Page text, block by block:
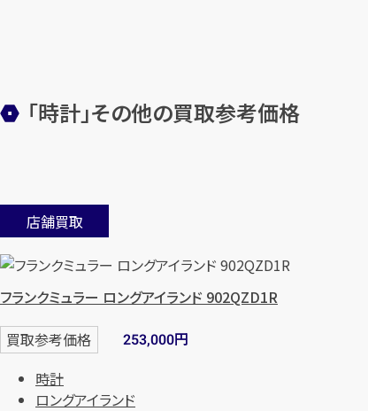
「時計」その他の買取参考価格
店舗買取
フランクミュラー ロングアイランド 902QZD1R
買取参考価格 253,000円
時計
ロングアイランド